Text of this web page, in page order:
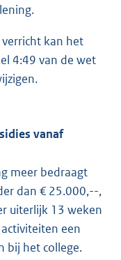
kan het
4:49 van de wet
vanaf
meer bedraagt
dan € 25.000,--,
uiterlijk 13 weken
een
bij het college.